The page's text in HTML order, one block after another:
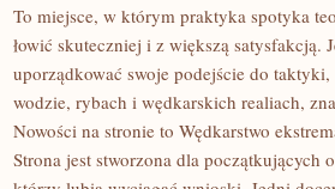
To miejsce, w którym praktyka spotyka
łowić skuteczniej i z większą satysfakcją.
uporządkować swoje podejście do
wodzie, rybach i wędkarskich realiach,
Nowości na stronie to Wędkarstwo
Strona jest stworzona dla początkujących